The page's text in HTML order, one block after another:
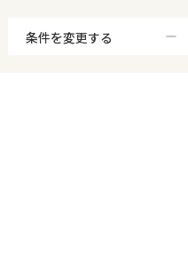
条件を変更する